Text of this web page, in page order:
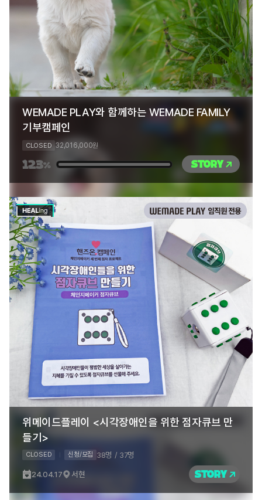
WEMADE PLAY와 함께하는 WEMADE FAMILY
기부캠페인
CLOSED 32,016,000원
123% STORY
위메이드플레이 <시각장애인을 위한 점자큐브 만
들기>
CLOSED 신청/모집 38명 / 37명
24.04.17 서현 STORY